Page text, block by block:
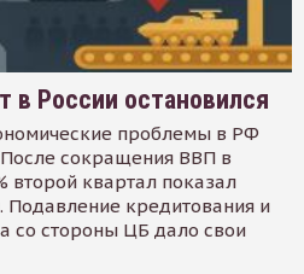
в России остановился
проблемы в РФ
После сокращения ВВП в
второй квартал показал
Подавление кредитования и
со стороны ЦБ дало свои